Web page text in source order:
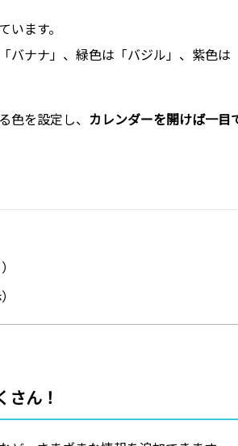
ます。
バナナ」、緑色は「バジル」、紫色は
色を設定し、 カレンダーを開けば一目
ん！